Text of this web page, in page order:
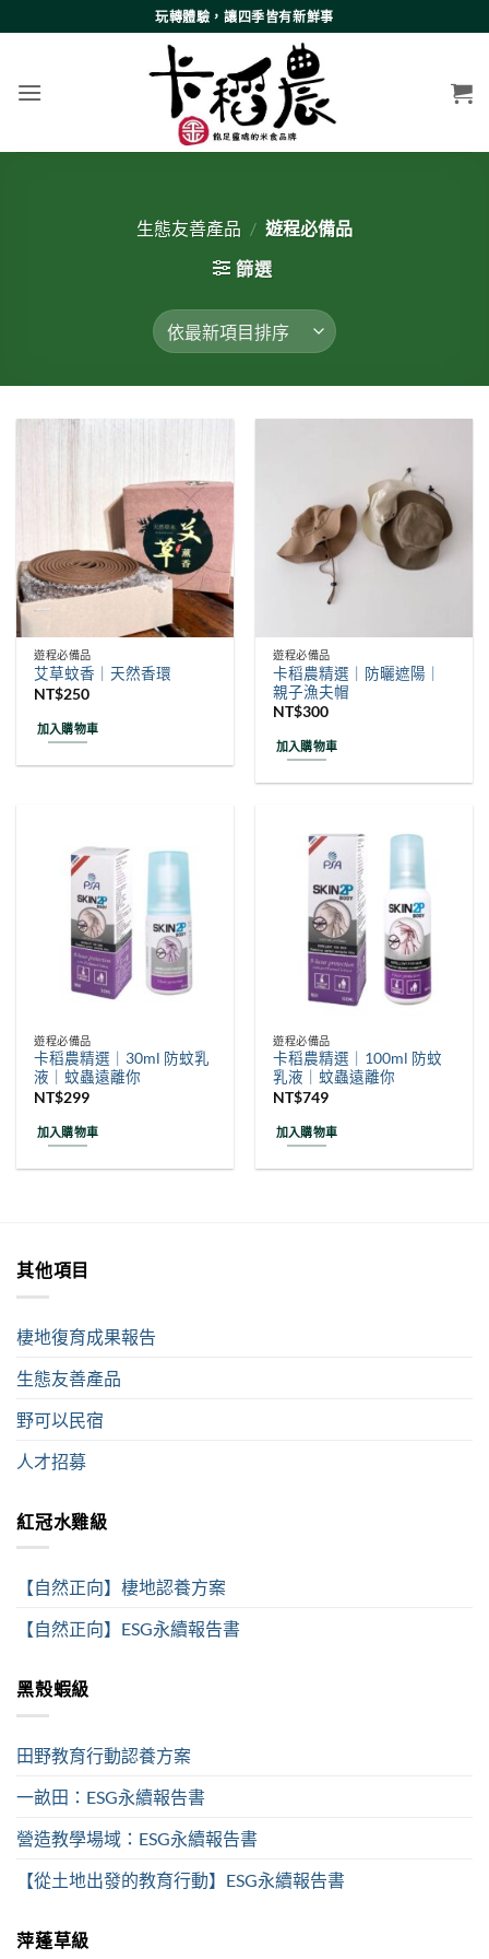
to
玩轉體驗，讓四季皆有新鮮事
生態友善產品 / 遊程必備品
篩選
遊程必備品
艾草蚊香｜天然香環
NT$250
加入購物車
遊程必備品
卡稻農精選｜防曬遮陽｜
親子漁夫帽
NT$300
加入購物車
遊程必備品
卡稻農精選｜30ml 防蚊乳
液｜蚊蟲遠離你
NT$299
加入購物車
遊程必備品
卡稻農精選｜100ml 防蚊
乳液｜蚊蟲遠離你
NT$749
加入購物車
其他項目
棲地復育成果報告
生態友善產品
野可以民宿
人才招募
紅冠水雞級
【自然正向】棲地認養方案
【自然正向】ESG永續報告書
黑殼蝦級
田野教育行動認養方案
一畝田：ESG永續報告書
營造教學場域：ESG永續報告書
【從土地出發的教育行動】ESG永續報告書
萍蓬草級